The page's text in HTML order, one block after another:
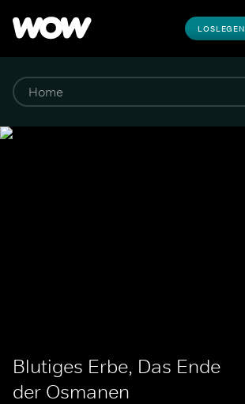
LOSLEGEN
Blutiges Erbe, Das Ende
der Osmanen